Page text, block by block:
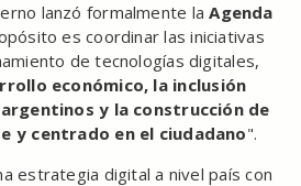
lanzó formalmente laAgenda
es coordinar las iniciativas
de tecnologías digitales,
económico, la inclusión
y la construcción de
y centrado en el ciudadano".
estrategia digital a nivel país con